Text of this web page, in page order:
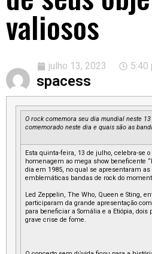
valiosos
spacess
julho 13, 2023 5:40
O rock comemora seu dia mundial neste
comemorado neste dia e quais são as
Esta quinta-feira, 13 de julho, celebra-se o
homenagem ao mega show beneficente
dia em 1985, no qual se apresentaram
emblemáticas bandas de rock do
Led Zeppelin, The Who, Queen e Sting,
participaram da grande apresentação
para beneficiar a Somália e a Etiópia,
grave crise de fome.